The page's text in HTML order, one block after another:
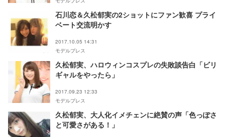
石川恋＆久松郁実の2ショットにファン歓喜 プライ
ベート交流明かす
2017.10.05 14:31
モデルプレス
久松郁実、ハロウィンコスプレの失敗談告白「ビリ
ギャルをやったら」
2017.09.23 12:33
モデルプレス
久松郁実、大人化イメチェンに絶賛の声「色っぽさ
と可愛さがある！」